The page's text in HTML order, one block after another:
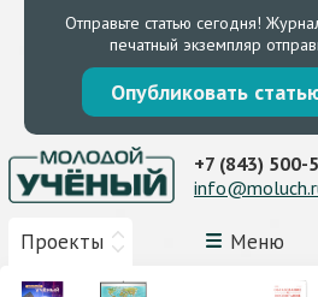
Отправьте статью сегодня!
печатный экземпляр
Опубликовать
Проекты Меню
+7 (843) 500-